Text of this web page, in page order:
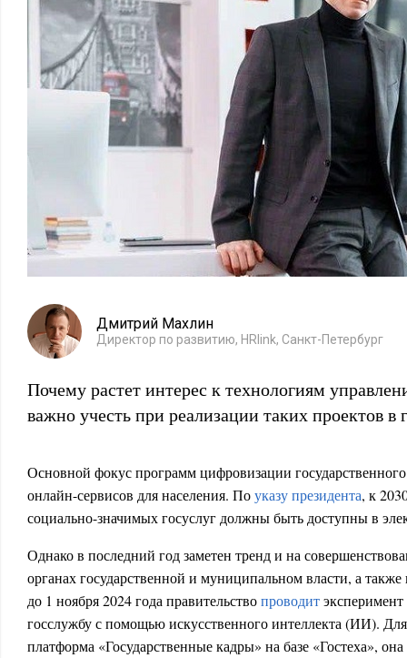
Дмитрий Махлин
Директор по развитию, HRlink, Санкт-Петербург
Почему растет интерес к технологиям
важно учесть при реализации таких проектов в
Основной фокус программ цифровизации
онлайн-сервисов для населения. Поуказу президента, к
социально-значимых госуслуг должны быть доступны в
Однако в последний год заметен тренд и на
органах государственной и муниципальном власти, а
до 1 ноября 2024 года правительствопроводит
госслужбу с помощью искусственного интеллекта (ИИ). Для
платформа «Государственные кадры» на базе «Гостеха»,